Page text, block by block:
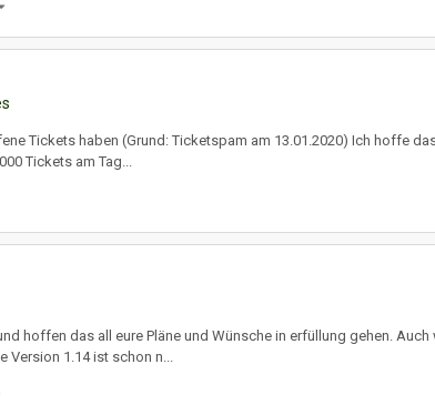
Tickets haben (Grund: Ticketspam am 13.01.2020) Ich hoffe
Tickets am Tag...
hoffen das all eure Pläne und Wünsche in erfüllung gehen.
Version 1.14 ist schon n...